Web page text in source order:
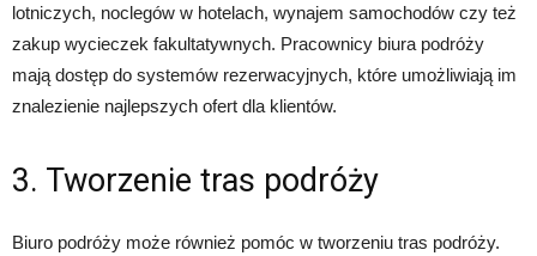
lotniczych, noclegów w hotelach, wynajem samochodów czy też
zakup wycieczek fakultatywnych. Pracownicy biura podróży
mają dostęp do systemów rezerwacyjnych, które umożliwiają im
znalezienie najlepszych ofert dla klientów.
3. Tworzenie tras podróży
Biuro podróży może również pomóc w tworzeniu tras podróży.